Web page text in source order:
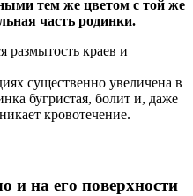
тем же цветом с той же
часть родинки.
размытость краев и
существенно увеличена в
бугристая, болит и, даже
кровотечение.
и на его поверхности